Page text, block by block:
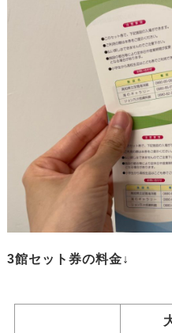
3館セット券の料金↓